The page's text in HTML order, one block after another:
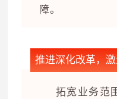
障。
推进深化改革，激
拓宽业务范